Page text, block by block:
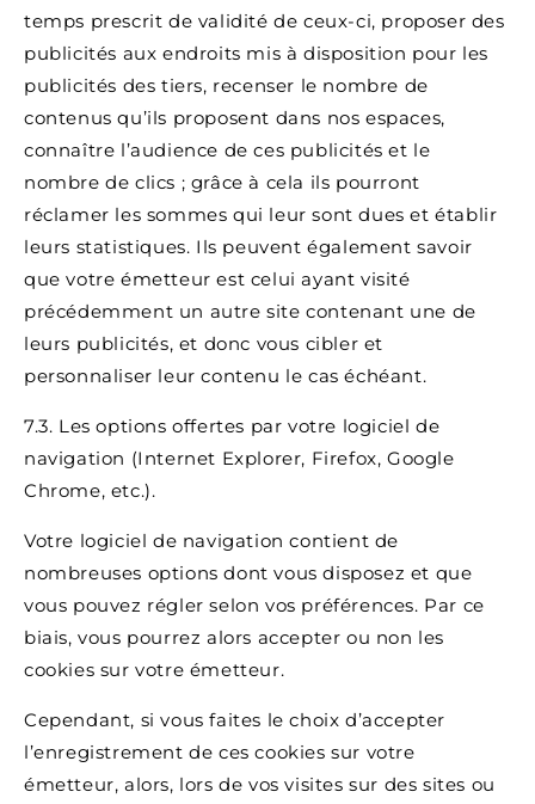
temps prescrit de validité de ceux-ci, proposer des
publicités aux endroits mis à disposition pour les
publicités des tiers, recenser le nombre de
contenus qu’ils proposent dans nos espaces,
connaître l’audience de ces publicités et le
nombre de clics ; grâce à cela ils pourront
réclamer les sommes qui leur sont dues et établir
leurs statistiques. Ils peuvent également savoir
que votre émetteur est celui ayant visité
précédemment un autre site contenant une de
leurs publicités, et donc vous cibler et
personnaliser leur contenu le cas échéant.
7.3. Les options offertes par votre logiciel de
navigation (Internet Explorer, Firefox, Google
Chrome, etc.).
Votre logiciel de navigation contient de
nombreuses options dont vous disposez et que
vous pouvez régler selon vos préférences. Par ce
biais, vous pourrez alors accepter ou non les
cookies sur votre émetteur.
Cependant, si vous faites le choix d’accepter
l’enregistrement de ces cookies sur votre
émetteur, alors, lors de vos visites sur des sites ou